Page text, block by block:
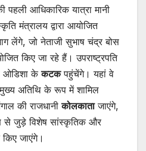
पहली आधिकारिक यात्रा मानी
मंत्रालय द्वारा आयोजित
लेंगे, जो नेताजी सुभाष चंद्र बोस
किए जा रहे हैं। उपराष्ट्रपति
ओडिशा केकटकपहुंचेंगे। यहां वे
अतिथि के रूप में शामिल
की राजधानीकोलकाताजाएंगे,
से जुड़े विशेष सांस्कृतिक और
जाएंगे।